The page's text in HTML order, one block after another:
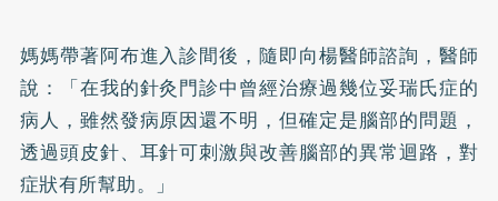
媽媽帶著阿布進入診間後，隨即向楊醫師諮詢，醫師
說：「在我的針灸門診中曾經治療過幾位妥瑞氏症的
病人，雖然發病原因還不明，但確定是腦部的問題，
透過頭皮針、耳針可刺激與改善腦部的異常迴路，對
症狀有所幫助。」